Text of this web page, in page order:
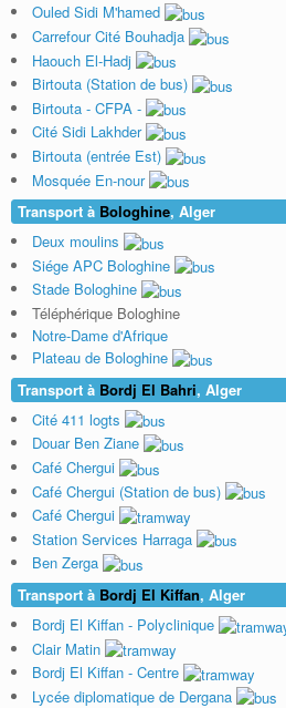
Ouled Sidi M'hamed
Carrefour Cité Bouhadja
Haouch El-Hadj
Birtouta (Station de bus)
Birtouta - CFPA -
Cité Sidi Lakhder
Birtouta (entrée Est)
Mosquée En-nour
Transport à Bologhine, Alger
Deux moulins
Siége APC Bologhine
Stade Bologhine
Téléphérique Bologhine
Notre-Dame d'Afrique
Plateau de Bologhine
Transport à Bordj El Bahri, Alger
Cité 411 logts
Douar Ben Ziane
Café Chergui
Café Chergui (Station de bus)
Café Chergui
Station Services Harraga
Ben Zerga
Transport à Bordj El Kiffan, Alger
Bordj El Kiffan - Polyclinique
Clair Matin
Bordj El Kiffan - Centre
Lycée diplomatique de Dergana